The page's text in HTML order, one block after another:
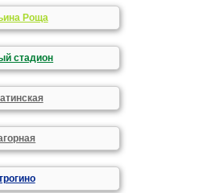
Роща
стадион